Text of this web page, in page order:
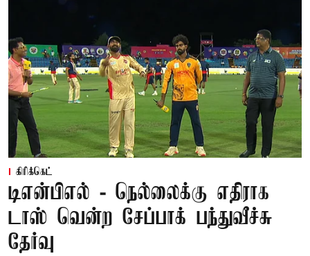
கிரிக்கெட்
டிஎன்பிஎல் - நெல்லைக்கு எதிராக
டாஸ் வென்ற சேப்பாக் பந்துவீச்சு
தேர்வு